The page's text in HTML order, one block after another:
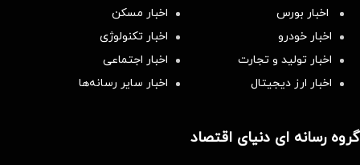
اخبار بورس
اخبار مسکن
اخبار خودرو
اخبار تکنولوژی
اخبار تولید و تجارت
اخبار اجتماعی
اخبار ارز دیجیتال
اخبار سایر رسانه‌‌ها
گروه رسانه ای دنیای اقتصاد